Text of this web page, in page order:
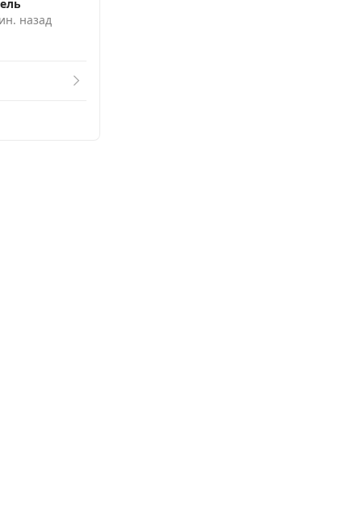
назад